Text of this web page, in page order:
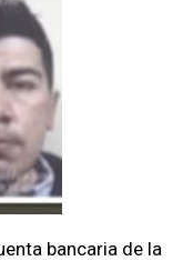
bancaria de la